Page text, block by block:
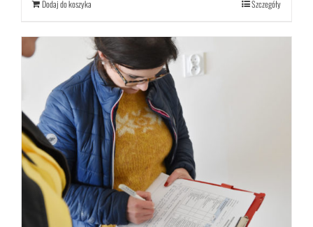
Dodaj do koszyka Szczegóły